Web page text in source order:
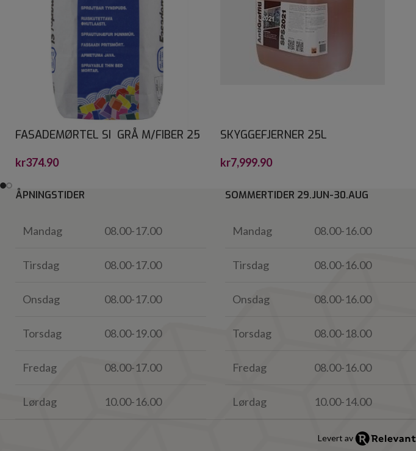
FASADEMØRTEL SI GRÅ M/FIBER 25
kr374.90
SKYGGEFJERNER 25L
kr7,999.90
ÅPNINGSTIDER
Mandag 08.00-17.00
Tirsdag 08.00-17.00
Onsdag 08.00-17.00
Torsdag 08.00-19.00
Fredag 08.00-17.00
Lørdag 10.00-16.00
SOMMERTIDER 29.JUN-30.AUG
Mandag 08.00-16.00
Tirsdag 08.00-16.00
Onsdag 08.00-16.00
Torsdag 08.00-18.00
Fredag 08.00-16.00
Lørdag
10.00-14.00
Levert av